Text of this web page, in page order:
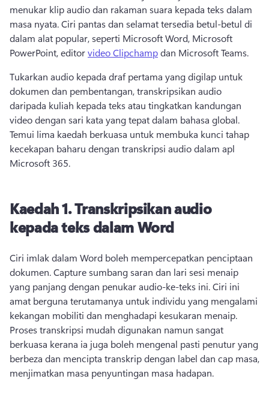
menukar klip audio dan rakaman suara kepada teks dalam
masa nyata. Ciri pantas dan selamat tersedia betul-betul di
dalam alat popular, seperti Microsoft Word, Microsoft
PowerPoint, editor video Clipchamp dan Microsoft Teams.
Tukarkan audio kepada draf pertama yang digilap untuk
dokumen dan pembentangan, transkripsikan audio
daripada kuliah kepada teks atau tingkatkan kandungan
Temui lima kaedah berkuasa untuk membuka kunci tahap
kecekapan baharu dengan transkripsi audio dalam apl
Microsoft 365.
Kaedah 1.Transkripsikan audio
kepada teks dalam Word
Ciri imlak dalam Word boleh mempercepatkan penciptaan
dokumen. Capture sumbang saran dan lari sesi menaip
yang panjang dengan penukar audio-ke-teks ini. Ciri ini
amat berguna terutamanya untuk individu yang mengalami
Proses transkripsi mudah digunakan namun sangat
berkuasa kerana ia juga boleh mengenal pasti penutur yang
berbeza dan mencipta transkrip dengan label dan cap masa,
menjimatkan masa penyuntingan masa hadapan.